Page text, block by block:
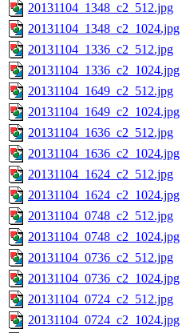
20131104_1348_c2_512.jpg
20131104_1348_c2_1024.jpg
20131104_1336_c2_512.jpg
20131104_1336_c2_1024.jpg
20131104_1649_c2_512.jpg
20131104_1649_c2_1024.jpg
20131104_1636_c2_512.jpg
20131104_1636_c2_1024.jpg
20131104_1624_c2_512.jpg
20131104_1624_c2_1024.jpg
20131104_0748_c2_512.jpg
20131104_0748_c2_1024.jpg
20131104_0736_c2_512.jpg
20131104_0736_c2_1024.jpg
20131104_0724_c2_512.jpg
20131104_0724_c2_1024.jpg